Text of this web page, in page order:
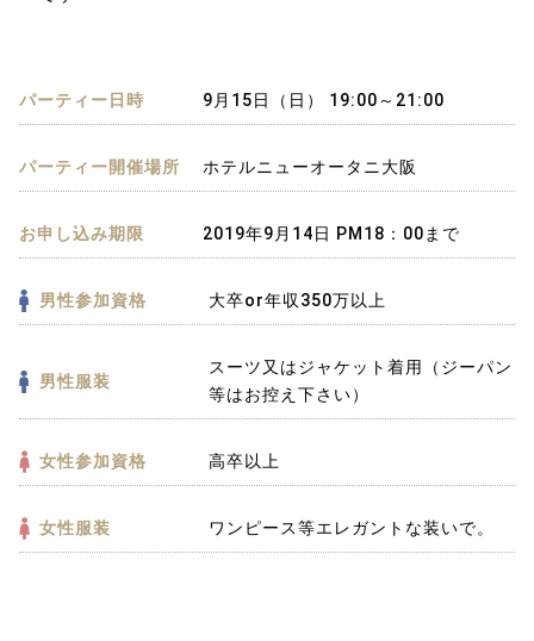
パーティー日時 9月15日（日） 19:00～21:00
パーティー開催場所 ホテルニューオータニ大阪
お申し込み期限 2019年9月14日 PM18：00まで
男性参加資格 大卒or年収350万以上
男性服装
スーツ又はジャケット着用（ジーパン
等はお控え下さい）
女性参加資格 高卒以上
女性服装 ワンピース等エレガントな装いで。